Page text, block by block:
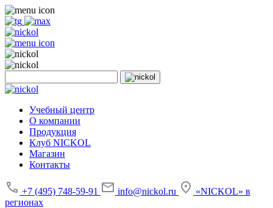
Учебный центр
О компании
Продукция
Клуб NICKOL
Магазин
Контакты
+7 (495) 748-59-91 info@nickol.ru
«NICKOL» в
регионах